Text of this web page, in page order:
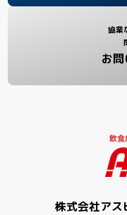
協業
お
株式会社アス